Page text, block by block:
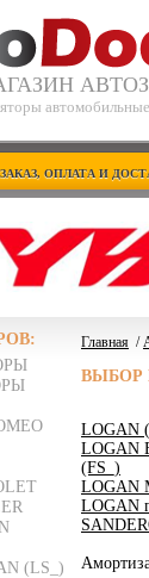
ЗАКАЗ, ОПЛАТА И
(LS_)
Главная /
ВЫБОР
LOGAN
LOGAN
(FS_)
LOGAN
LOGAN